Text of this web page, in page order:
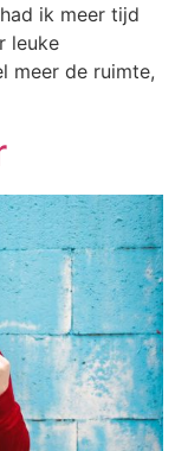
ik meer tijd
leuke
meer de ruimte,